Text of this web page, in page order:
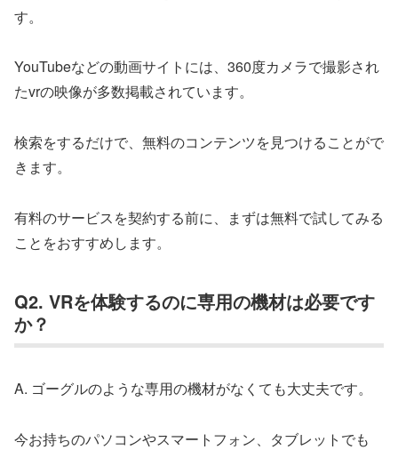
す。
YouTubeなどの動画サイトには、360度カメラで撮影され
たvrの映像が多数掲載されています。
検索をするだけで、無料のコンテンツを見つけることがで
きます。
有料のサービスを契約する前に、まずは無料で試してみる
ことをおすすめします。
Q2. VRを体験するのに専用の機材は必要です
か？
A. ゴーグルのような専用の機材がなくても大丈夫です。
今お持ちのパソコンやスマートフォン、タブレットでも